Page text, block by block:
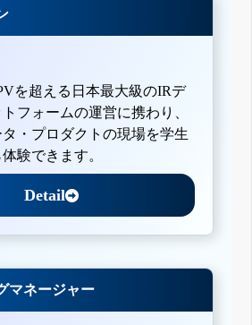
を超える日本最大級のIRデ
フォームの運営に携わり、
・プロダクトの現場を学生
験できます。
Detail
マネージャー